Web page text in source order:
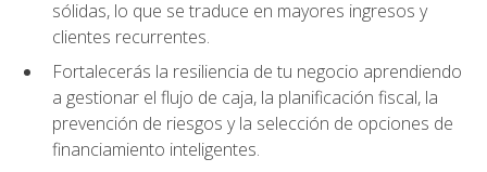
sólidas, lo que se traduce en mayores ingresos y
clientes recurrentes.
Fortalecerás la resiliencia de tu negocio aprendiendo
a gestionar el flujo de caja, la planificación fiscal, la
prevención de riesgos y la selección de opciones de
financiamiento inteligentes.